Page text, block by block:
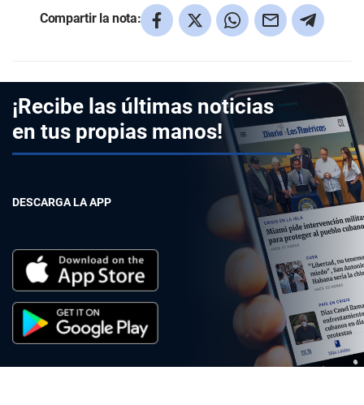
Compartir la nota:
¡Recibe las últimas noticias
en tus propias manos!
DESCARGA LA APP